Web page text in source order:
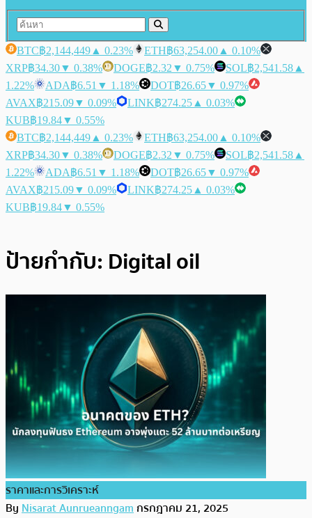
BTC฿2,144,449 ▲ 0.23% ETH฿63,254.00 ▲ 0.10%
XRP฿34.30▼ 0.38% DOGE฿2.32 ▼ 0.75% SOL฿2,541.58 ▲
1.22%
ADA฿6.51 ▼ 1.18% DOT฿26.65▼ 0.97%
AVAX฿215.09▼ 0.09% LINK฿274.25 ▲ 0.03%
KUB฿19.84▼ 0.55%
BTC฿2,144,449 ▲ 0.23% ETH฿63,254.00 ▲ 0.10%
XRP฿34.30▼ 0.38% DOGE฿2.32 ▼ 0.75% SOL฿2,541.58 ▲
1.22%
ADA฿6.51 ▼ 1.18% DOT฿26.65▼ 0.97%
AVAX฿215.09▼ 0.09% LINK฿274.25 ▲ 0.03%
KUB฿19.84▼ 0.55%
ป้ายกำกับ: Digital oil
ราคาและการวิเคราะห์
ByNisarat Aunrueanngamกรกฎาคม 21, 2025